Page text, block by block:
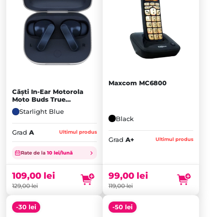
Căști In-Ear Motorola
Moto Buds True
Wireless, Bluetooth,
Dolby Atmos, ANC,
Starlight Blue - A
Starlight Blue
Grad A Ultimul produs
Rate de la 10 lei/lună
129,00lei
Prețul
inițial
fost:
129,00 lei.
109,00 lei
Prețul
este:
109,00 lei.
Maxcom MC6800
Black
Grad A+ Ultimul produs
119,00lei
Prețul
fost:
119,00 lei.
99,00 lei
este:
99,00 lei.
-30 lei -50 lei